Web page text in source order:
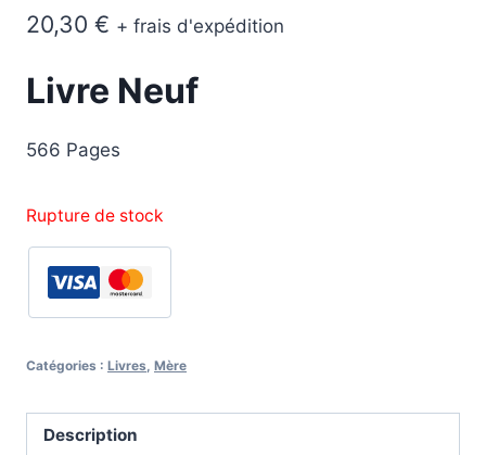
20,30 € + frais d'expédition
Livre Neuf
566 Pages
Rupture de stock
Catégories : Livres Mère
Description